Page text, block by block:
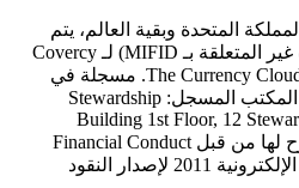
المتحدة وبقية العالم، يتم
تقديم خدمات الدفع (المنتجات غير المتعلقة بـ MIFID) لـ Covercy
Europe Ltd. من قبل The Currency Cloud Limited. مسجلة في
إنجلترا وويلز برقم 06323311. المكتب المسجل: Stewardship
Building 1st Floor, 12
Currency Cloud Limited مصرح لها من قبل Financial Conduct
Authority بموجب لوائح النقود الإلكترونية 2011 لإصدار النقود